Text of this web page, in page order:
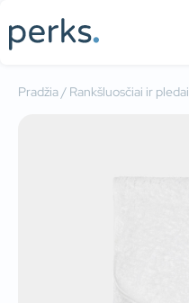
Pradžia/ Rankšluosčiai ir pledai